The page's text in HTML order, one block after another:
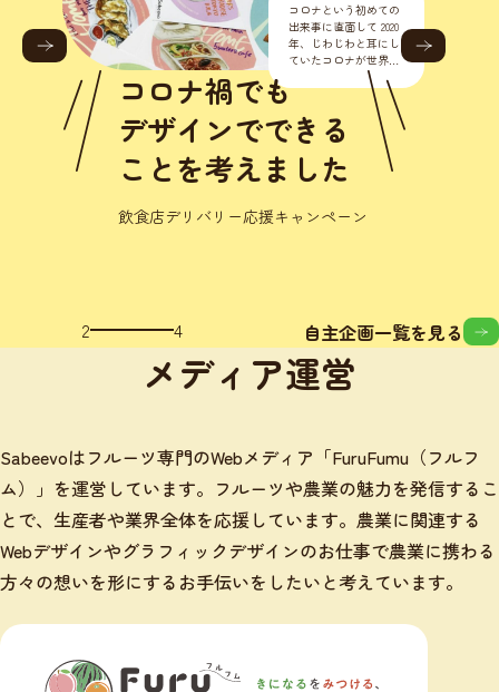
コロナという初めての
出来事に直面して 2020
年、じわじわと耳にし
ていたコロナが世界的
に流行り始めました。
正直こんな様々なとこ
ろに影響が出るなんて
思いもし
コロナ禍でも
デザインでできる
ことを考えました
飲食店デリバリー応援キャンペーン
3 4 自主企画一覧を見る
メディア運営
Sabeevoはフルーツ専門のWebメディア「FuruFumu（フルフ
ム）」を運営しています。フルーツや農業の魅力を発信するこ
とで、生産者や業界全体を応援しています。農業に関連する
Webデザインやグラフィックデザインのお仕事で農業に携わる
方々の想いを形にするお手伝いをしたいと考えています。